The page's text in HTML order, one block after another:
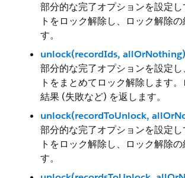
部分的な完了オプションを設定
トをロック解除し、ロック解除
す。
unlock(recordIds, allOrNothing)
部分的な完了オプションを設定
トをまとめてロック解除します
結果 (失敗など) を返します。
unlock(recordToUnlock,
部分的な完了オプションを設定
トをロック解除し、ロック解除
す。